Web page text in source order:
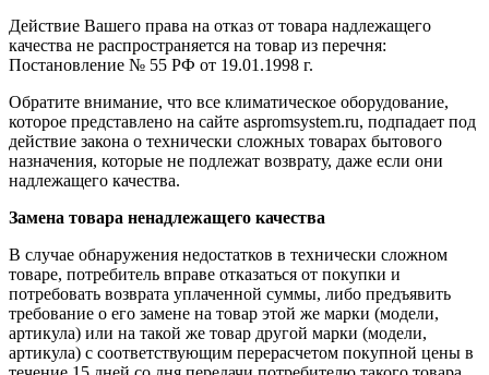
Действие Вашего права на отказ от товара надлежащего
качества не распространяется на товар из перечня:
Постановление № 55 РФ от 19.01.1998 г.
Обратите внимание, что все климатическое оборудование,
которое представлено на сайте aspromsystem.ru, подпадает под
действие закона о технически сложных товарах бытового
назначения, которые не подлежат возврату, даже если они
надлежащего качества.
Замена товара ненадлежащего качества
В случае обнаружения недостатков в технически сложном
товаре, потребитель вправе отказаться от покупки и
потребовать возврата уплаченной суммы, либо предъявить
требование о его замене на товар этой же марки (модели,
артикула) или на такой же товар другой марки (модели,
артикула) с соответствующим перерасчетом покупной цены в